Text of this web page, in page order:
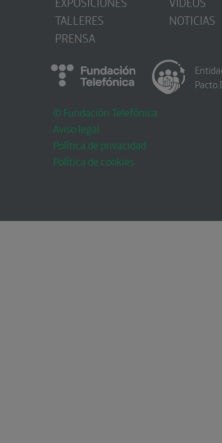
TALLERES
PRENSA
NOTICIAS
© Fundación Telefónica
Aviso legal
Política de privacidad
Política de cookies
Pacto